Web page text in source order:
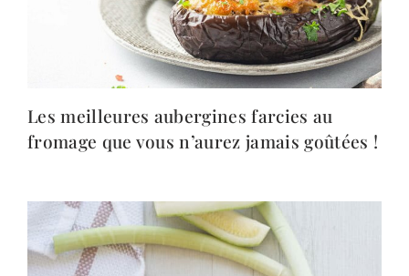
Les meilleures aubergines farcies au
fromage que vous n’aurez jamais goûtées !